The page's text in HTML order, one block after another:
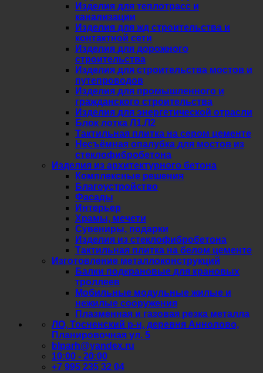
Изделия для теплотрасс и
канализации
Изделия для жд строительства и
контактной сети
Изделия для дорожного
строительства
Изделия для строительства мостов и
путепроводов
Изделия для промышленного и
гражданского строительства
Изделия для энергетической отрасли
Блок лотка Л1,Л2
Тактильная плитка на сером цементе
Несъёмная опалубка для мостов из
стеклофибробетона
Изделия из архитектурного бетона
Комплексные решения
Благоустройство
Фасады
Интерьер
Храмы, мечети
Сувениры, подарки
Изделия из стеклофибробетона
Тактильная плитка на белом цементе
Изготовление металлоконструкций
Балки подкрановые для крановых
троллеев
Мобильные модульные жилые и
нежилые сооружения
Плазменная и газовая резка металла
ЛО, Тосненский р-н, деревня Аннолово,
Планировочная ул. 5
blparh@yandex.ru
10:00 - 20:00
+7 995 235 32 04